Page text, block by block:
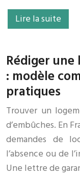
Lire la suite
Rédiger
: modèle
pratiques
Trouver un
d’embûches. En
demandes de
l’absence ou de
Une lettre de